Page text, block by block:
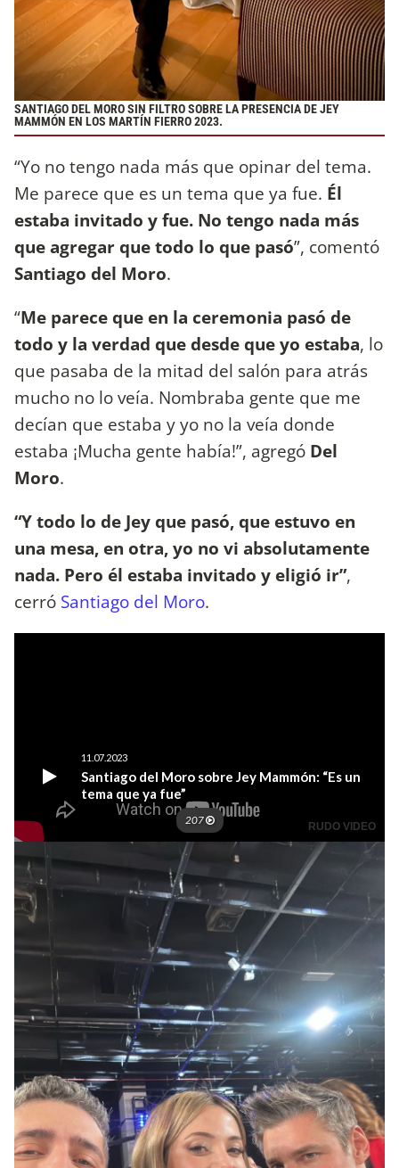
SANTIAGO DEL MORO SIN FILTRO SOBRE LA PRESENCIA DE JEY
MAMMÓN EN LOS MARTÍN FIERRO 2023.
“Yo no tengo nada más que opinar del tema.
Me parece que es un tema que ya fue. Él
estaba invitado y fue. No tengo nada más
que agregar que todo lo que pasó”, comentó
Santiago del Moro.
“Me parece que en la ceremonia pasó de
todo y la verdad que desde que yo estaba, lo
que pasaba de la mitad del salón para atrás
mucho no lo veía. Nombraba gente que me
decían que estaba y yo no la veía donde
estaba ¡Mucha gente había!”, agregó Del
Moro.
“Y todo lo de Jey que pasó, que estuvo en
una mesa, en otra, yo no vi absolutamente
nada. Pero él estaba invitado y eligió ir”,
cerró Santiago del Moro.